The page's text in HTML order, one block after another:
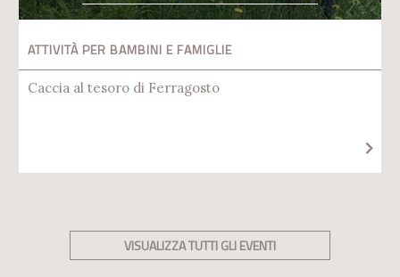
ATTIVITÀ PER BAMBINI E FAMIGLIE
Caccia al tesoro di Ferragosto
VISUALIZZA TUTTI GLI EVENTI